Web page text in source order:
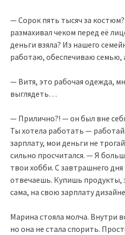
— Сорок пять тысяч за
размахивал чеком перед её
деньги взяла? Из нашего
работаю, обеспечиваю семью,
— Витя, это рабочая одежда,
выглядеть…
— Прилично?! — он был вне
Ты хотела работать —
зарплату, мои деньги не
сильно просчитался. — Я
твои хобби. С завтрашнего дня
отвечаешь. Купишь продукты,
сама, на свою зарплату
Марина стояла молча. Внутри
но она не стала спорить.